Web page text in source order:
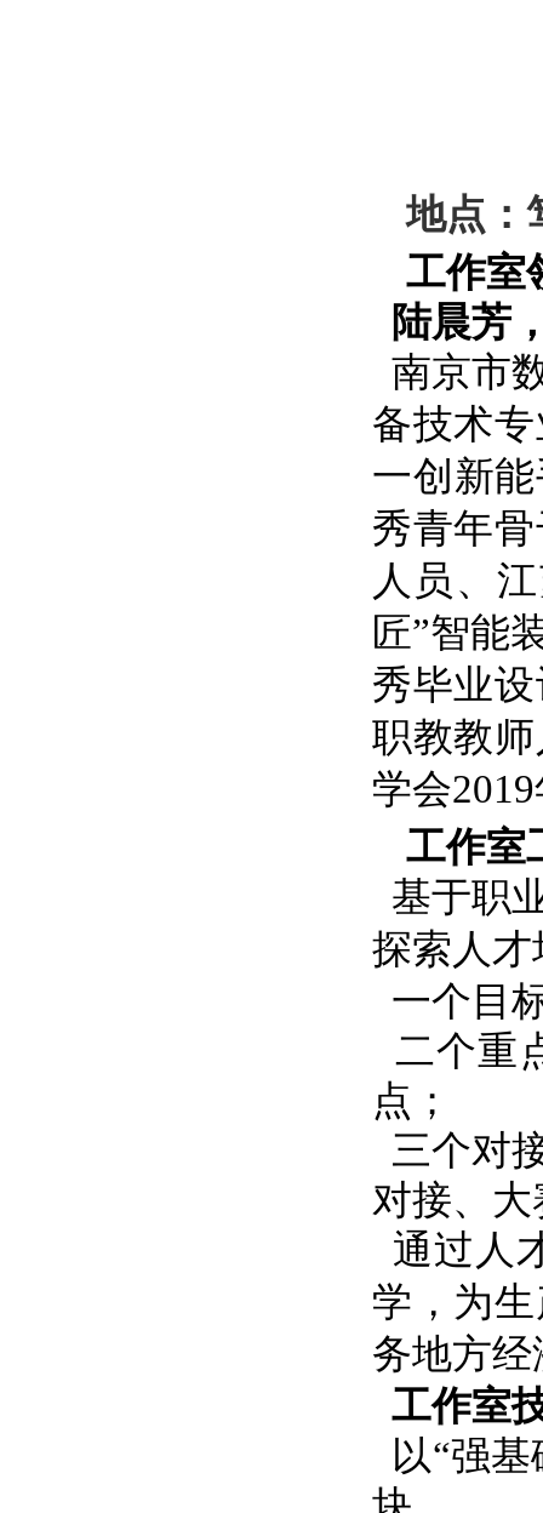
地点：
工作室
陆晨芳
南京市
备技术
一创新
秀青年
人员、
匠”智能
秀毕业
职教教
学会2019
工作室
基于职
探索人才
一个目
二个重
点；
三个对
对接、
通过人
学，为
务地方
工作室
以“强